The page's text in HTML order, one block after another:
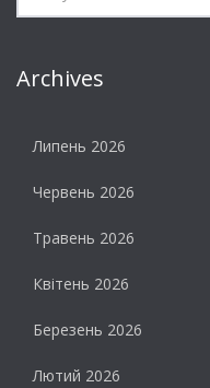
Archives
Липень 2026
Червень 2026
Травень 2026
Квітень 2026
Березень 2026
Лютий 2026